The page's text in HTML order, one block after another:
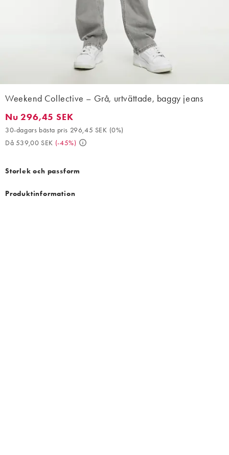
Weekend Collective – Grå, urtvättade, baggy jeans
Nu 296,45 SEK. 30-dagars bästa pris 296,45 SEK (0%). Då
Nu 296,45 SEK
30-dagars bästa pris 296,45 SEK (0%)
Då 539,00 SEK (-45%)
Storlek och passform
Produktinformation